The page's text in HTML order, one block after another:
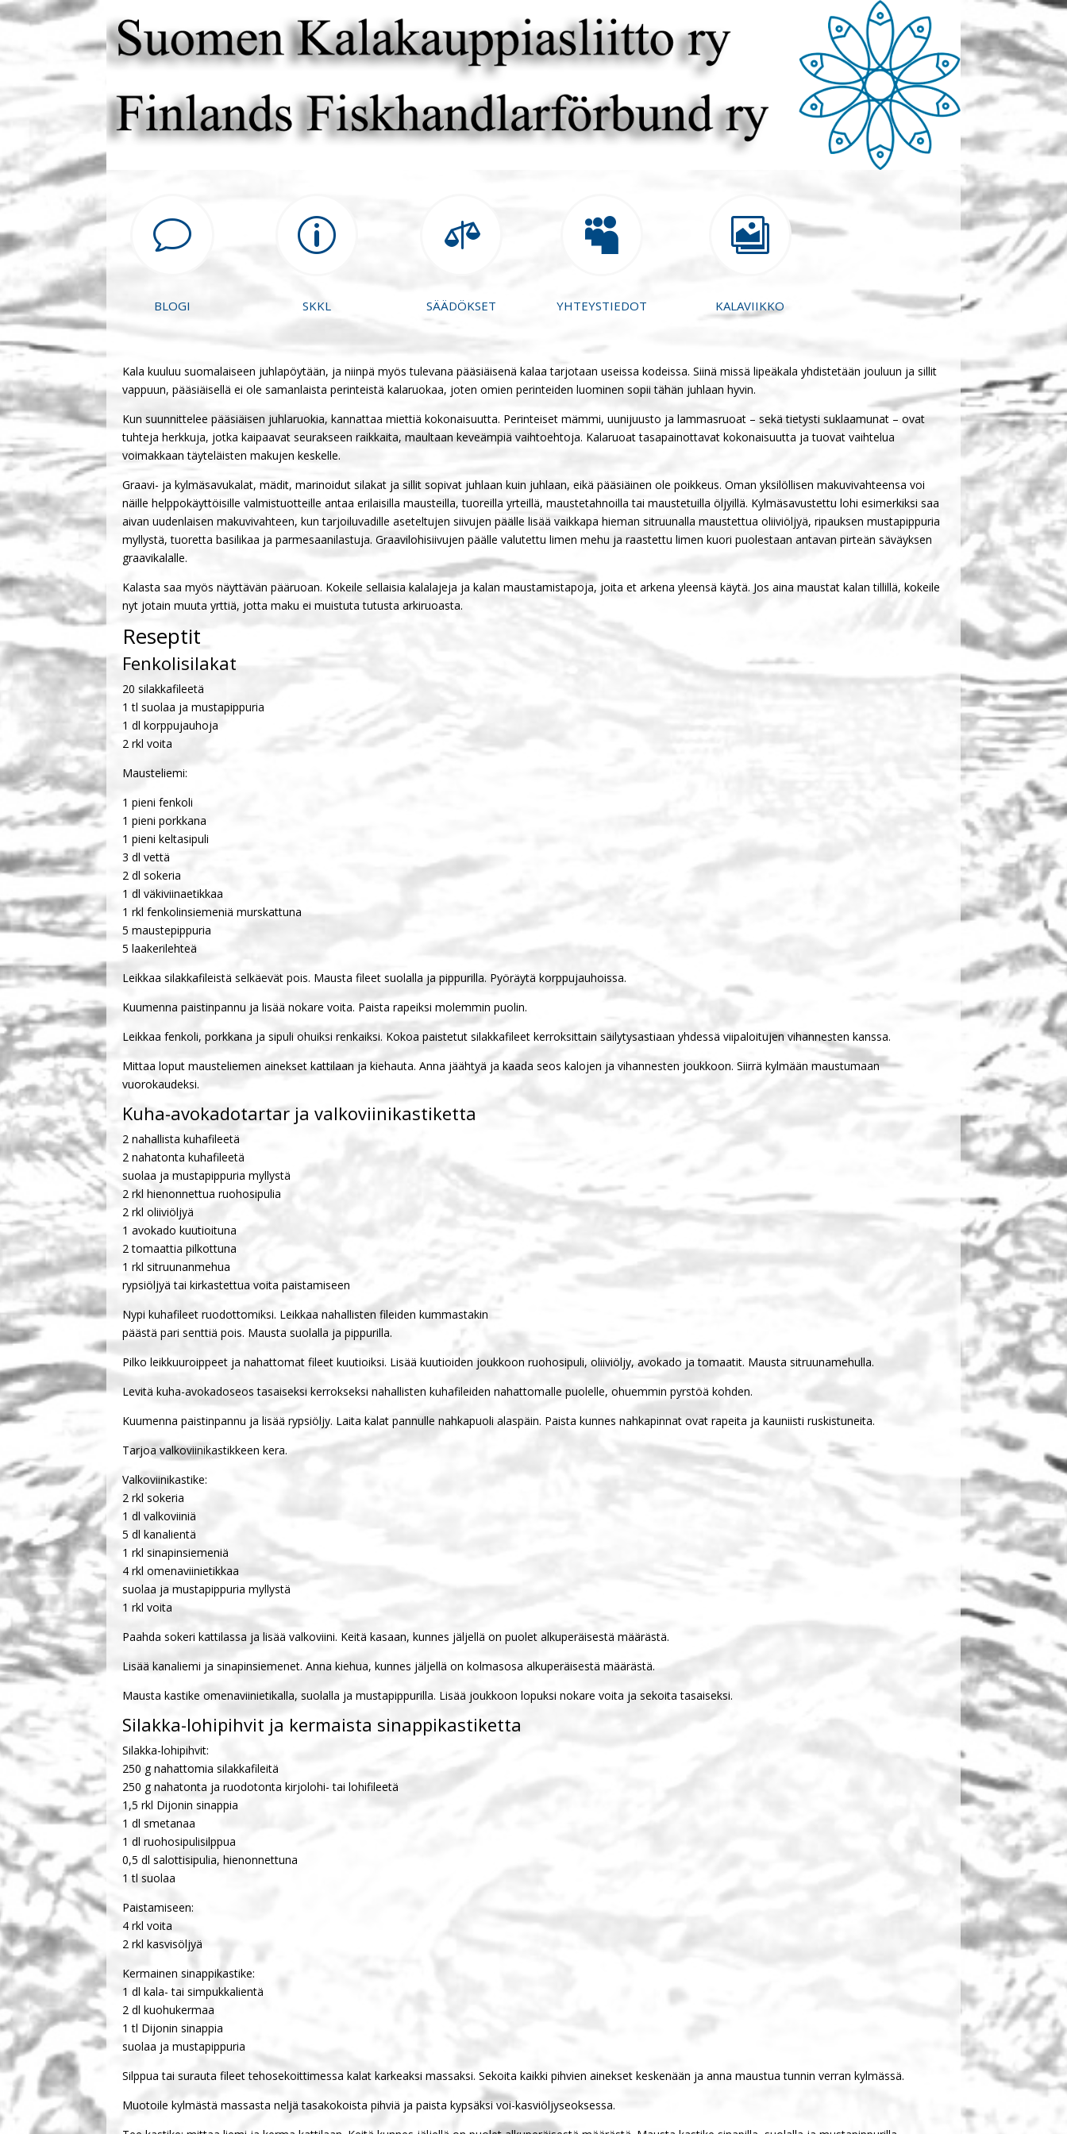
v
BLOGI
p
SKKL

SÄÄDÖKSET

YHTEYSTIEDOT

KALAVIIKKO
Kala kuuluu suomalaiseen juhlapöytään, ja niinpä myös tulevana pääsiäisenä kalaa tarjotaan useissa kodeissa. Siinä missä lipeäkala yhdistetään jouluun ja sillit
vappuun, pääsiäisellä ei ole samanlaista perinteistä kalaruokaa, joten omien perinteiden luominen sopii tähän juhlaan hyvin.
Kun suunnittelee pääsiäisen juhlaruokia, kannattaa miettiä kokonaisuutta. Perinteiset mämmi, uunijuusto ja lammasruoat – sekä tietysti suklaamunat – ovat
tuhteja herkkuja, jotka kaipaavat seurakseen raikkaita, maultaan keveämpiä vaihtoehtoja. Kalaruoat tasapainottavat kokonaisuutta ja tuovat vaihtelua
voimakkaan täyteläisten makujen keskelle.
Graavi- ja kylmäsavukalat, mädit, marinoidut silakat ja sillit sopivat juhlaan kuin juhlaan, eikä pääsiäinen ole poikkeus. Oman yksilöllisen makuvivahteensa voi
näille helppokäyttöisille valmistuotteille antaa erilaisilla mausteilla, tuoreilla yrteillä, maustetahnoilla tai maustetuilla öljyillä. Kylmäsavustettu lohi esimerkiksi saa
aivan uudenlaisen makuvivahteen, kun tarjoiluvadille aseteltujen siivujen päälle lisää vaikkapa hieman sitruunalla maustettua oliiviöljyä, ripauksen mustapippuria
myllystä, tuoretta basilikaa ja parmesaanilastuja. Graavilohisiivujen päälle valutettu limen mehu ja raastettu limen kuori puolestaan antavan pirteän säväyksen
graavikalalle.
Kalasta saa myös näyttävän pääruoan. Kokeile sellaisia kalalajeja ja kalan maustamistapoja, joita et arkena yleensä käytä. Jos aina maustat kalan tillillä, kokeile
nyt jotain muuta yrttiä, jotta maku ei muistuta tutusta arkiruoasta.
Reseptit
Fenkolisilakat
20 silakkafileetä
1 tl suolaa ja mustapippuria
1 dl korppujauhoja
2 rkl voita
Mausteliemi:
1 pieni fenkoli
1 pieni porkkana
1 pieni keltasipuli
3 dl vettä
2 dl sokeria
1 dl väkiviinaetikkaa
1 rkl fenkolinsiemeniä murskattuna
5 maustepippuria
5 laakerilehteä
Leikkaa silakkafileistä selkäevät pois. Mausta fileet suolalla ja pippurilla. Pyöräytä korppujauhoissa.
Kuumenna paistinpannu ja lisää nokare voita. Paista rapeiksi molemmin puolin.
Leikkaa fenkoli, porkkana ja sipuli ohuiksi renkaiksi. Kokoa paistetut silakkafileet kerroksittain säilytysastiaan yhdessä viipaloitujen vihannesten kanssa.
Mittaa loput mausteliemen ainekset kattilaan ja kiehauta. Anna jäähtyä ja kaada seos kalojen ja vihannesten joukkoon. Siirrä kylmään maustumaan
vuorokaudeksi.
Kuha-avokadotartar ja valkoviinikastiketta
2 nahallista kuhafileetä
2 nahatonta kuhafileetä
suolaa ja mustapippuria myllystä
2 rkl hienonnettua ruohosipulia
2 rkl oliiviöljyä
1 avokado kuutioituna
2 tomaattia pilkottuna
1 rkl sitruunanmehua
rypsiöljyä tai kirkastettua voita paistamiseen
Nypi kuhafileet ruodottomiksi. Leikkaa nahallisten fileiden kummastakin
päästä pari senttiä pois. Mausta suolalla ja pippurilla.
Pilko leikkuuroippeet ja nahattomat fileet kuutioiksi. Lisää kuutioiden joukkoon ruohosipuli, oliiviöljy, avokado ja tomaatit. Mausta sitruunamehulla.
Levitä kuha-avokadoseos tasaiseksi kerrokseksi nahallisten kuhafileiden nahattomalle puolelle, ohuemmin pyrstöä kohden.
Kuumenna paistinpannu ja lisää rypsiöljy. Laita kalat pannulle nahkapuoli alaspäin. Paista kunnes nahkapinnat ovat rapeita ja kauniisti ruskistuneita.
Tarjoa valkoviinikastikkeen kera.
Valkoviinikastike:
2 rkl sokeria
1 dl valkoviiniä
5 dl kanalientä
1 rkl sinapinsiemeniä
4 rkl omenaviinietikkaa
suolaa ja mustapippuria myllystä
1 rkl voita
Paahda sokeri kattilassa ja lisää valkoviini. Keitä kasaan, kunnes jäljellä on puolet alkuperäisestä määrästä.
Lisää kanaliemi ja sinapinsiemenet. Anna kiehua, kunnes jäljellä on kolmasosa alkuperäisestä määrästä.
Mausta kastike omenaviinietikalla, suolalla ja mustapippurilla. Lisää joukkoon lopuksi nokare voita ja sekoita tasaiseksi.
Silakka-lohipihvit ja kermaista sinappikastiketta
Silakka-lohipihvit:
250 g nahattomia silakkafileitä
250 g nahatonta ja ruodotonta kirjolohi- tai lohifileetä
1,5 rkl Dijonin sinappia
1 dl smetanaa
1 dl ruohosipulisilppua
0,5 dl salottisipulia, hienonnettuna
1 tl suolaa
Paistamiseen:
4 rkl voita
2 rkl kasvisöljyä
Kermainen sinappikastike:
1 dl kala- tai simpukkalientä
2 dl kuohukermaa
1 tl Dijonin sinappia
suolaa ja mustapippuria
Silppua tai surauta fileet tehosekoittimessa kalat karkeaksi massaksi. Sekoita kaikki pihvien ainekset keskenään ja anna maustua tunnin verran kylmässä.
Muotoile kylmästä massasta neljä tasakokoista pihviä ja paista kypsäksi voi-kasviöljyseoksessa.